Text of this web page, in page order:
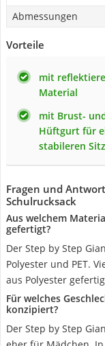
Abmessungen
Vorteile
mit
Material
mit Brust-
Hüftgurt für
stabileren Sitz
Fragen und
Schulrucksack
Aus welchem
gefertigt?
Der Step by Step
Polyester und PET.
aus Polyester
Für welches
konzipiert?
Der Step by Step